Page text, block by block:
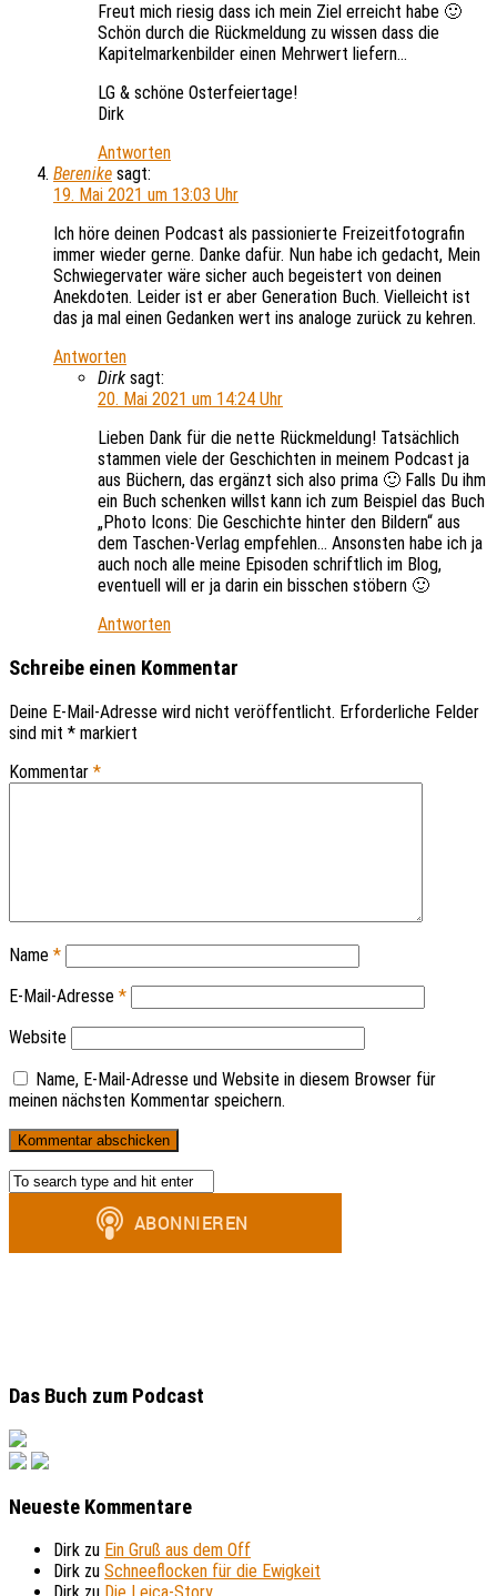
Freut mich riesig dass ich mein Ziel erreicht habe 🙂
Schön durch die Rückmeldung zu wissen dass die
Kapitelmarkenbilder einen Mehrwert liefern…
LG & schöne Osterfeiertage!
Dirk
Antworten
Berenike sagt:
19. Mai 2021 um 13:03 Uhr
Ich höre deinen Podcast als passionierte Freizeitfotografin
immer wieder gerne. Danke dafür. Nun habe ich gedacht, Mein
Schwiegervater wäre sicher auch begeistert von deinen
Anekdoten. Leider ist er aber Generation Buch. Vielleicht ist
das ja mal einen Gedanken wert ins analoge zurück zu kehren.
Antworten
Dirk sagt:
20. Mai 2021 um 14:24 Uhr
Lieben Dank für die nette Rückmeldung! Tatsächlich
stammen viele der Geschichten in meinem Podcast ja
aus Büchern, das ergänzt sich also prima 🙂 Falls Du ihm
ein Buch schenken willst kann ich zum Beispiel das Buch
„Photo Icons: Die Geschichte hinter den Bildern“ aus
dem Taschen-Verlag empfehlen… Ansonsten habe ich ja
auch noch alle meine Episoden schriftlich im Blog,
eventuell will er ja darin ein bisschen stöbern 🙂
Antworten
Schreibe einen Kommentar
Deine E-Mail-Adresse wird nicht veröffentlicht. Erforderliche Felder
sind mit * markiert
Kommentar *
Name *
E-Mail-Adresse *
Website
Name, E-Mail-Adresse und Website in diesem Browser für
meinen nächsten Kommentar speichern.
Das Buch zum Podcast
Neueste Kommentare
Dirk zu Ein Gruß aus dem Off
Dirk zu Schneeflocken für die Ewigkeit